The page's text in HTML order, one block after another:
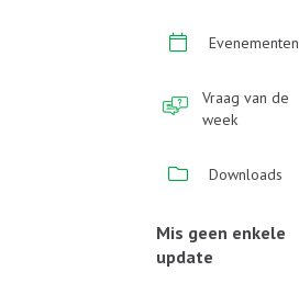
Evenementen
Vraag van de
week
Downloads
Mis geen enkele
update